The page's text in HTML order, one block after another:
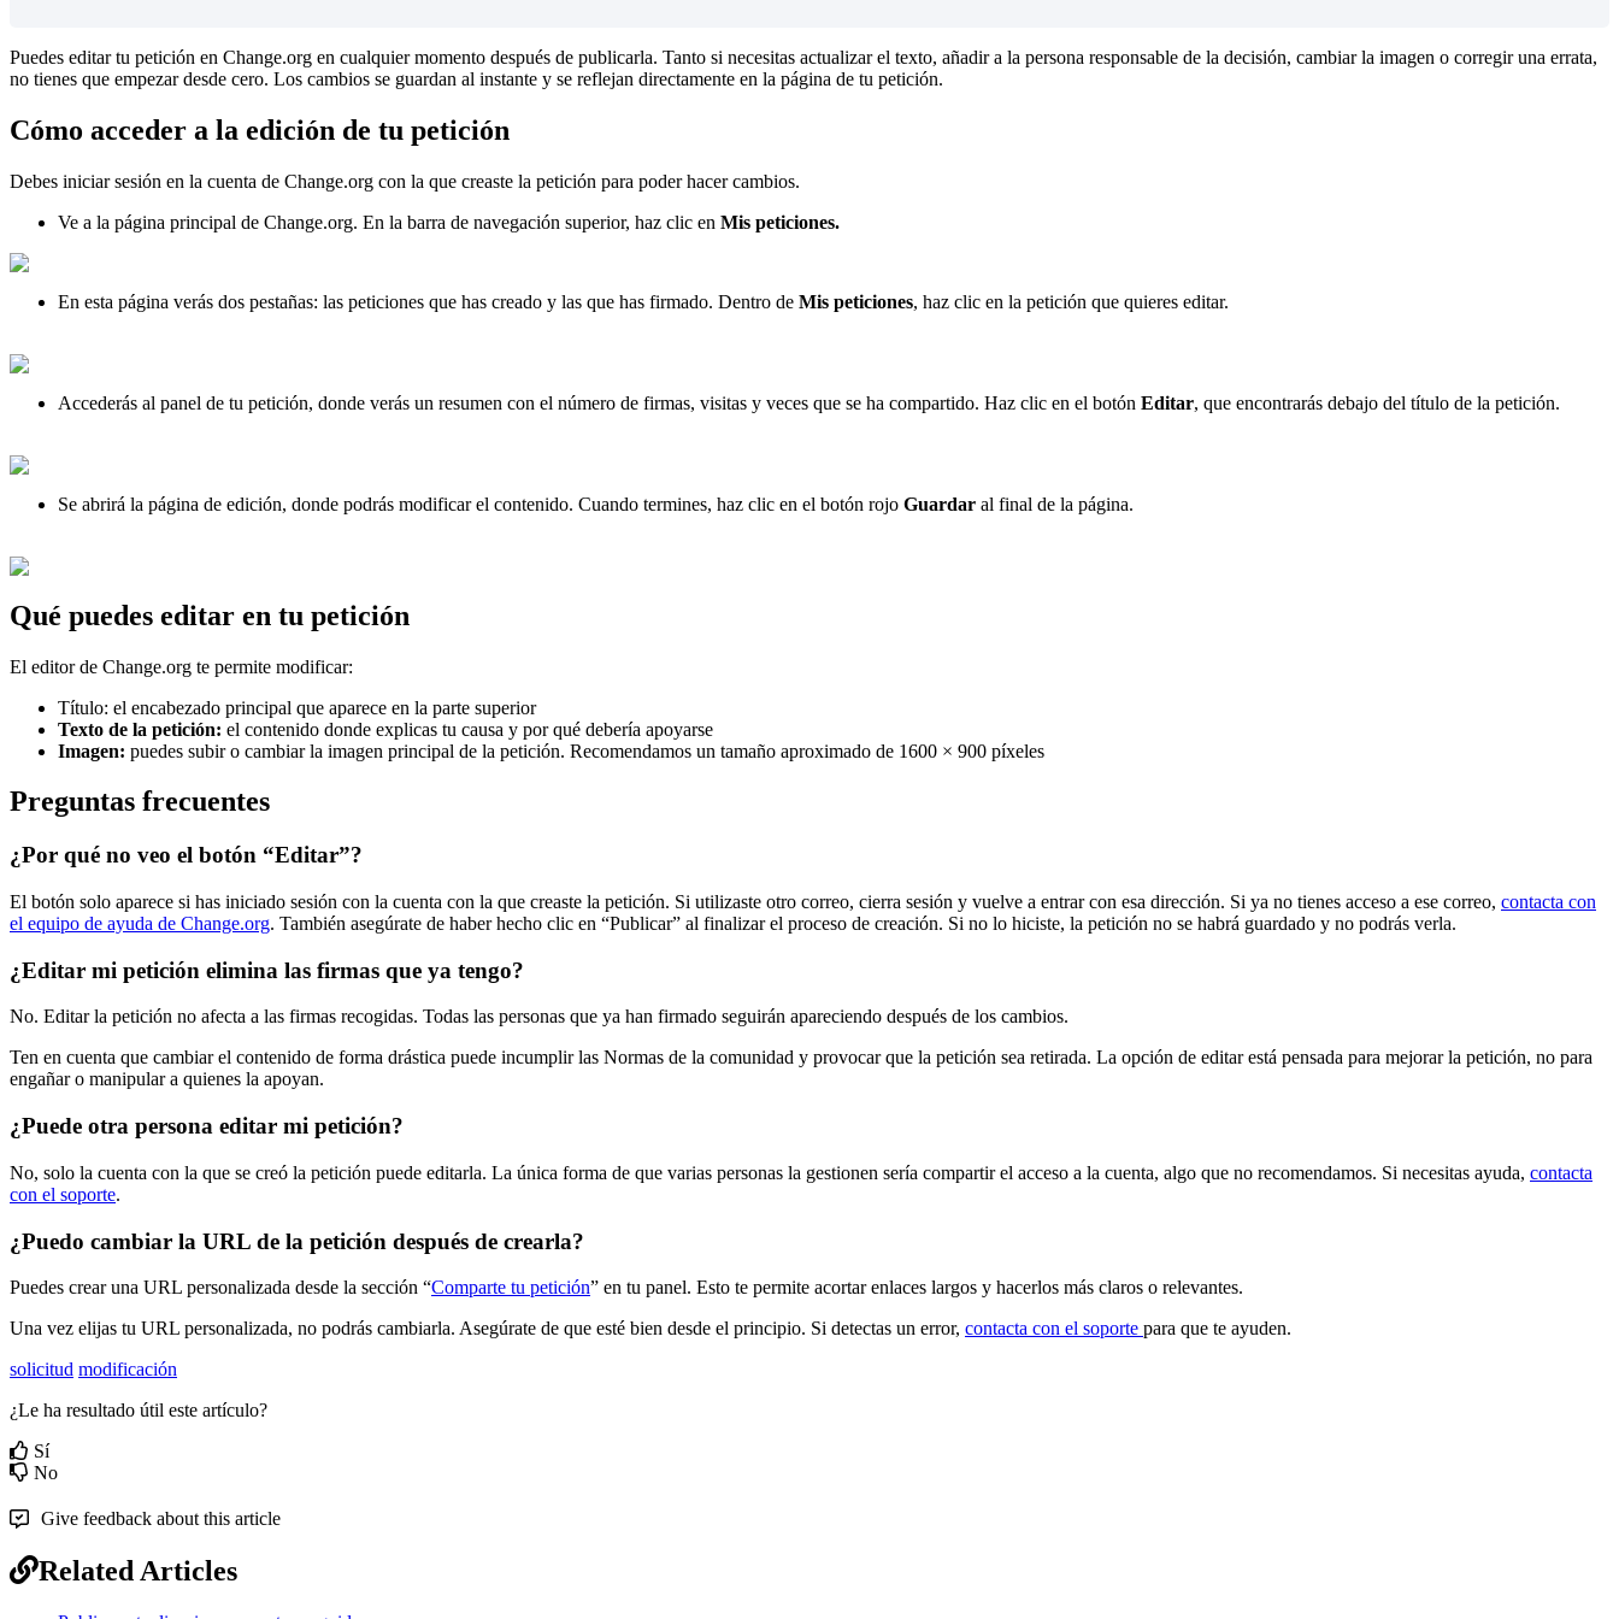
Puedes editar tu petición en Change.org en cualquier momento después de publicarla. Tanto si necesitas actualizar el texto, añadir a la persona responsable de la decisión, cambiar la imagen o corregir una errata,
no tienes que empezar desde cero. Los cambios se guardan al instante y se reflejan directamente en la página de tu petición.
Cómo acceder a la edición de tu petición
Debes iniciar sesión en la cuenta de Change.org con la que creaste la petición para poder hacer cambios.
Ve a la página principal de Change.org. En la barra de navegación superior, haz clic en Mis peticiones.
En esta página verás dos pestañas: las peticiones que has creado y las que has firmado. Dentro de Mis peticiones, haz clic en la petición que quieres editar.
Accederás al panel de tu petición, donde verás un resumen con el número de firmas, visitas y veces que se ha compartido. Haz clic en el botón Editar, que encontrarás debajo del título de la petición.
Se abrirá la página de edición, donde podrás modificar el contenido. Cuando termines, haz clic en el botón rojo Guardar al final de la página.
Qué puedes editar en tu petición
El editor de Change.org te permite modificar:
Título: el encabezado principal que aparece en la parte superior
Texto de la petición: el contenido donde explicas tu causa y por qué debería apoyarse
Imagen: puedes subir o cambiar la imagen principal de la petición. Recomendamos un tamaño aproximado de 1600 × 900 píxeles
Preguntas frecuentes
¿Por qué no veo el botón “Editar”?
El botón solo aparece si has iniciado sesión con la cuenta con la que creaste la petición. Si utilizaste otro correo, cierra sesión y vuelve a entrar con esa dirección. Si ya no tienes acceso a ese correo, contacta con
el equipo de ayuda de Change.org. También asegúrate de haber hecho clic en “Publicar” al finalizar el proceso de creación. Si no lo hiciste, la petición no se habrá guardado y no podrás verla.
¿Editar mi petición elimina las firmas que ya tengo?
No. Editar la petición no afecta a las firmas recogidas. Todas las personas que ya han firmado seguirán apareciendo después de los cambios.
Ten en cuenta que cambiar el contenido de forma drástica puede incumplir las Normas de la comunidad y provocar que la petición sea retirada. La opción de editar está pensada para mejorar la petición, no para
engañar o manipular a quienes la apoyan.
¿Puede otra persona editar mi petición?
No, solo la cuenta con la que se creó la petición puede editarla. La única forma de que varias personas la gestionen sería compartir el acceso a la cuenta, algo que no recomendamos. Si necesitas ayuda, contacta
con el soporte.
¿Puedo cambiar la URL de la petición después de crearla?
Puedes crear una URL personalizada desde la sección “Comparte tu petición” en tu panel. Esto te permite acortar enlaces largos y hacerlos más claros o relevantes.
Una vez elijas tu URL personalizada, no podrás cambiarla. Asegúrate de que esté bien desde el principio. Si detectas un error, contacta con el soporte para que te ayuden.
solicitud modificación
¿Le ha resultado útil este artículo?
Sí
No
Give feedback about this article
Related Articles